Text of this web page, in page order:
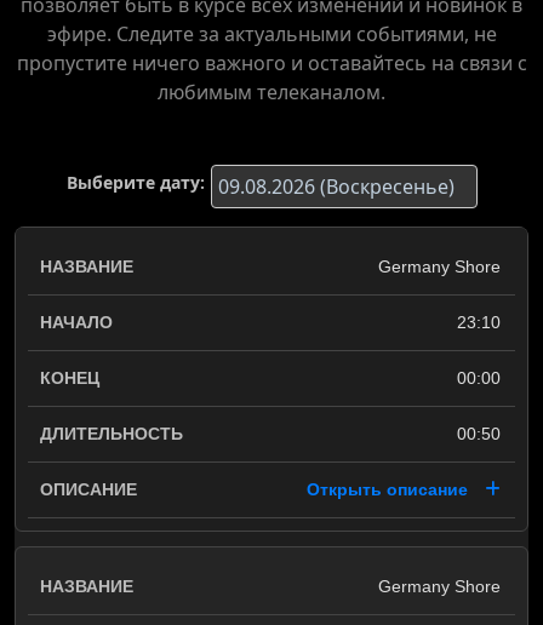
эфире. Следите за актуальными событиями, не
пропустите ничего важного и оставайтесь на связи с
любимым телеканалом.
Выберите дату:
Germany Shore
23:10
00:00
00:50
Открыть описание
Germany Shore